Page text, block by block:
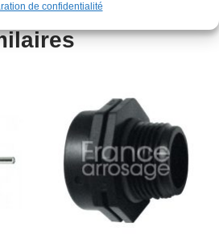
de confidentialité